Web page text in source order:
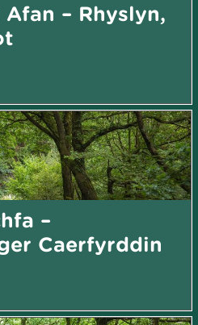
– Rhyslyn,
–
Caerfyrddin